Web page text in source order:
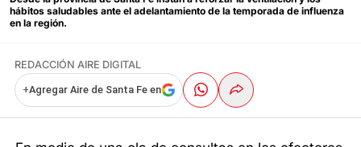
hábitos saludables ante el adelantamiento de la temporada de influenza
en la región.
REDACCIÓN AIRE DIGITAL
+Agregar Aire de Santa Fe en